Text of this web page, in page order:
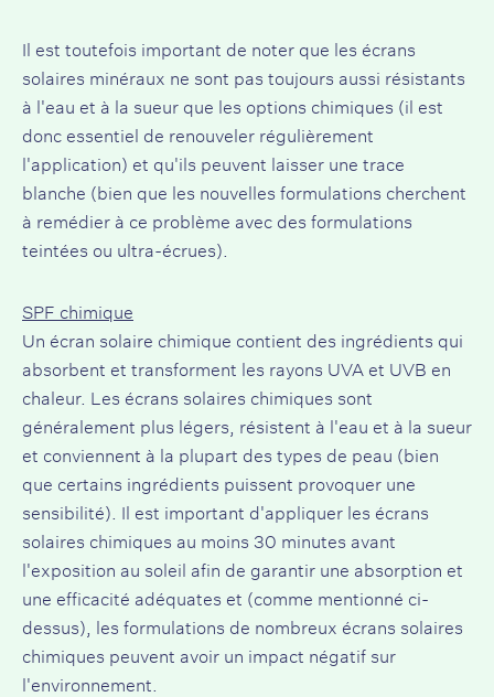
Il est toutefois important de noter que les écrans
solaires minéraux ne sont pas toujours aussi résistants
à l'eau et à la sueur que les options chimiques (il est
donc essentiel de renouveler régulièrement
l'application) et qu'ils peuvent laisser une trace
blanche (bien que les nouvelles formulations cherchent
à remédier à ce problème avec des formulations
teintées ou ultra-écrues).
SPF chimique
Un écran solaire chimique contient des ingrédients qui
absorbent et transforment les rayons UVA et UVB en
chaleur. Les écrans solaires chimiques sont
généralement plus légers, résistent à l'eau et à la sueur
et conviennent à la plupart des types de peau (bien
que certains ingrédients puissent provoquer une
sensibilité). Il est important d'appliquer les écrans
solaires chimiques au moins 30 minutes avant
l'exposition au soleil afin de garantir une absorption et
une efficacité adéquates et (comme mentionné ci-
dessus), les formulations de nombreux écrans solaires
chimiques peuvent avoir un impact négatif sur
l'environnement.